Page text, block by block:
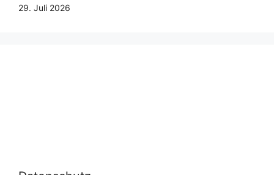
29. Juli 2026